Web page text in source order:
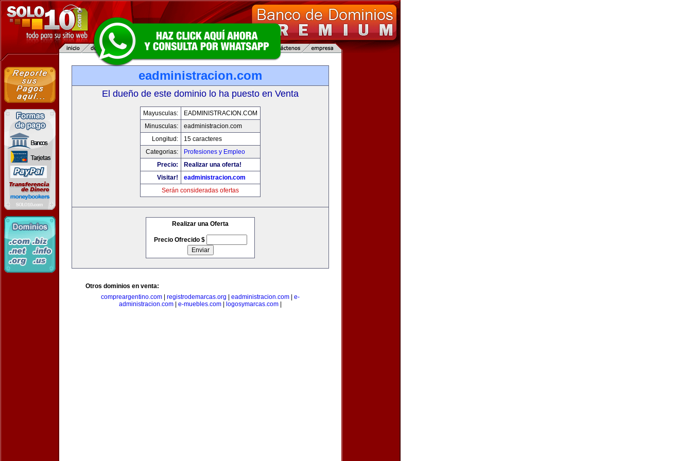
eadministracion.com
El dueño de este dominio lo ha puesto en Venta
Mayusculas:
EADMINISTRACION.COM
Minusculas:
eadministracion.com
Longitud:
15 caracteres
Categorias:
Profesiones y Empleo
Precio:
Realizar una oferta!
Visitar!
eadministracion.com
Serán consideradas ofertas
Realizar una Oferta
Precio Ofrecido $
Otros dominios en venta:
compreargentino.com
registrodemarcas.org eadministracion.com
e-
administracion.com
e-muebles.com logosymarcas.com